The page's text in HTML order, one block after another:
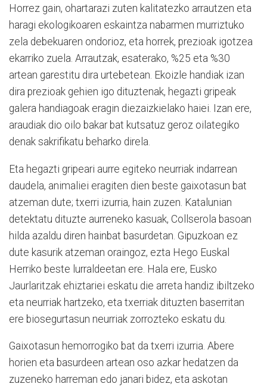
Horrez gain, ohartarazi zuten kalitatezko arrautzen eta
haragi ekologikoaren eskaintza nabarmen murriztuko
zela debekuaren ondorioz, eta horrek, prezioak igotzea
ekarriko zuela. Arrautzak, esaterako, %25 eta %30
artean garestitu dira urtebetean. Ekoizle handiak izan
dira prezioak gehien igo dituztenak, hegazti gripeak
galera handiagoak eragin diezaizkielako haiei. Izan ere,
araudiak dio oilo bakar bat kutsatuz geroz oilategiko
denak sakrifikatu beharko direla.
Eta hegazti gripeari aurre egiteko neurriak indarrean
daudela, animaliei eragiten dien beste gaixotasun bat
atzeman dute; txerri izurria, hain zuzen. Katalunian
detektatu dituzte aurreneko kasuak, Collserola basoan
hilda azaldu diren hainbat basurdetan. Gipuzkoan ez
dute kasurik atzeman oraingoz, ezta Hego Euskal
Herriko beste lurraldeetan ere. Hala ere, Eusko
Jaurlaritzak ehiztariei eskatu die arreta handiz ibiltzeko
eta neurriak hartzeko, eta txerriak dituzten baserritan
ere biosegurtasun neurriak zorrozteko eskatu du.
Gaixotasun hemorrogiko bat da txerri izurria. Abere
horien eta basurdeen artean oso azkar hedatzen da
zuzeneko harreman edo janari bidez, eta askotan